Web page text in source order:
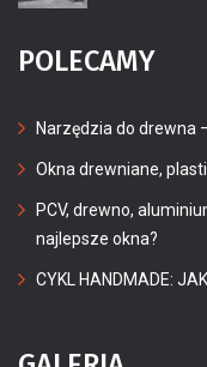
POLECAMY
Narzędzia do drewna
Okna drewniane,
PCV, drewno,
najlepsze okna?
CYKL HANDMADE: